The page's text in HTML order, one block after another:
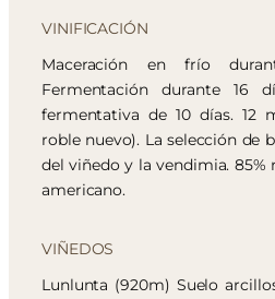
VINIFICACIÓN
Maceración en frío
Fermentación durante 16
fermentativa de 10 días. 12
roble nuevo). La selección de
del viñedo y la vendimia. 85%
americano.
VIÑEDOS
Lunlunta (920m) Suelo